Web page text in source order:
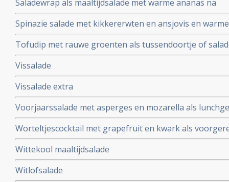
Saladewrap als maaltijdsalade met warme ananas na
Spinazie salade met kikkererwten en ansjovis en
Tofudip met rauwe groenten als tussendoortje of
Vissalade
Vissalade extra
Voorjaarssalade met asperges en mozarella als
Worteltjescocktail met grapefruit en kwark als
Wittekool maaltijdsalade
Witlofsalade